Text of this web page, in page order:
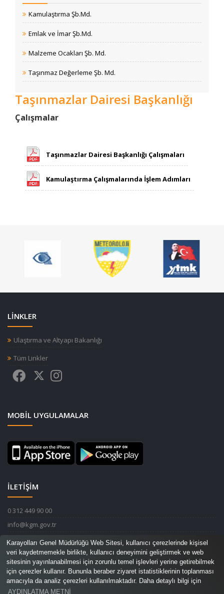
Kamulaştırma Şb.Md.
Emlak ve İmar Şb.Md.
Malzeme Ocakları Şb. Md.
Taşınmaz Değerleme Şb. Md.
Taşınmazlar Dairesi Başkanlığı
​​​​​​​​​​​​​​​​​​​​​​​​​​​​​​​​​​​​​​​​​​​​​​​Çalışmalar
Taşınmazlar Dairesi Başkanlığı Çalışmaları
Kamulaştırma Çalışmalarında İşlem Adımları
LİNKLER
Ulaştırma ve Altyapı Bakanlığı
Tüm Linkler
MOBIL UYGULAMALAR
İLETİŞİM
0 312 449 90 00
info@kgm.gov.tr
Karayolları Genel Müdürlüğü Devlet Mahallesi İnönü Bulvarı No:14
06420 Çankaya / ANKARA
Karayolları Genel Müdürlüğü Web Sitesi, kullanıcı çerezlerinde kişisel
veri kaydetmemekle birlikte, kullanıcı deneyimini geliştirmek ve web
sitesinin yayınlanabilmesi için zorunlu temel işlevleri yerine getirebilmek
için çerezler kullanır. Bununla beraber ziyaret istatistiklerinin toplanması
amacıyla da analiz çerezleri kullanılmaktadır. Daha detaylı bilgi için
AYDINLATMA METNİ